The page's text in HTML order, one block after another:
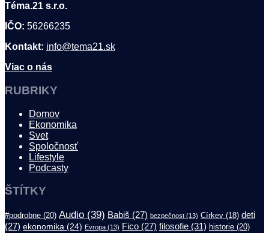
Téma.21 s.r.o.
IČO: 56266235
Kontakt: info@tema21.sk
Viac o nás
RUBRIKY
Domov
Ekonomika
Svet
Spoločnosť
Lifestyle
Podcasty
ŠTÍTKY
#podrobne (20) Audio (39) Babiš (27) bezpečnost (13) Církev (18) deti
(27) ekonomika (24) Evropa (13) Fico (27) filosofie (31) historie (20)